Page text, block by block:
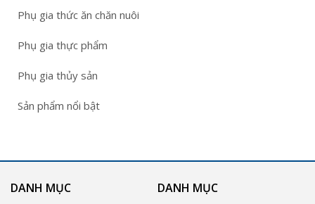
Phụ gia thức ăn chăn nuôi
Phụ gia thực phẩm
Phụ gia thủy sản
Sản phẩm nổi bật
DANH MỤC DANH MỤC